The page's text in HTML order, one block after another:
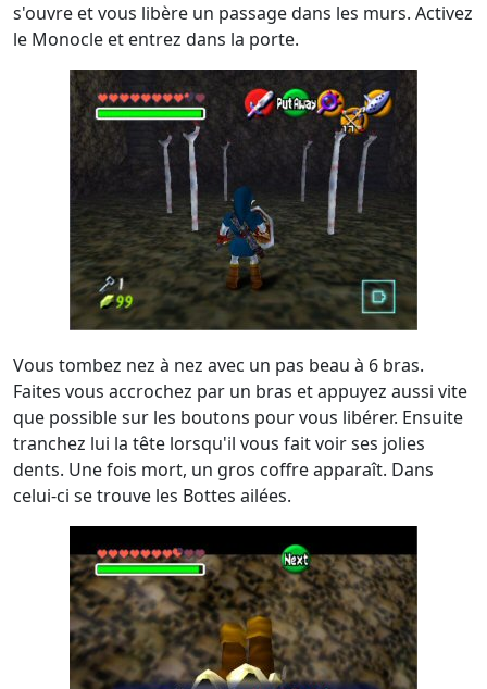
s'ouvre et vous libère un passage dans les murs. Activez
le Monocle et entrez dans la porte.
Vous tombez nez à nez avec un pas beau à 6 bras.
Faites vous accrochez par un bras et appuyez aussi vite
que possible sur les boutons pour vous libérer. Ensuite
tranchez lui la tête lorsqu'il vous fait voir ses jolies
dents. Une fois mort, un gros coffre apparaît. Dans
celui-ci se trouve les Bottes ailées.